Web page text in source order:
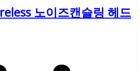
노이즈캔슬링 헤드